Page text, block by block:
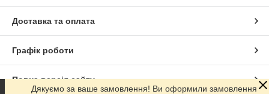
Доставка та оплата
Графік роботи
Повна версія сайту
Дякуємо за ваше замовлення! Ви оформили замовлення